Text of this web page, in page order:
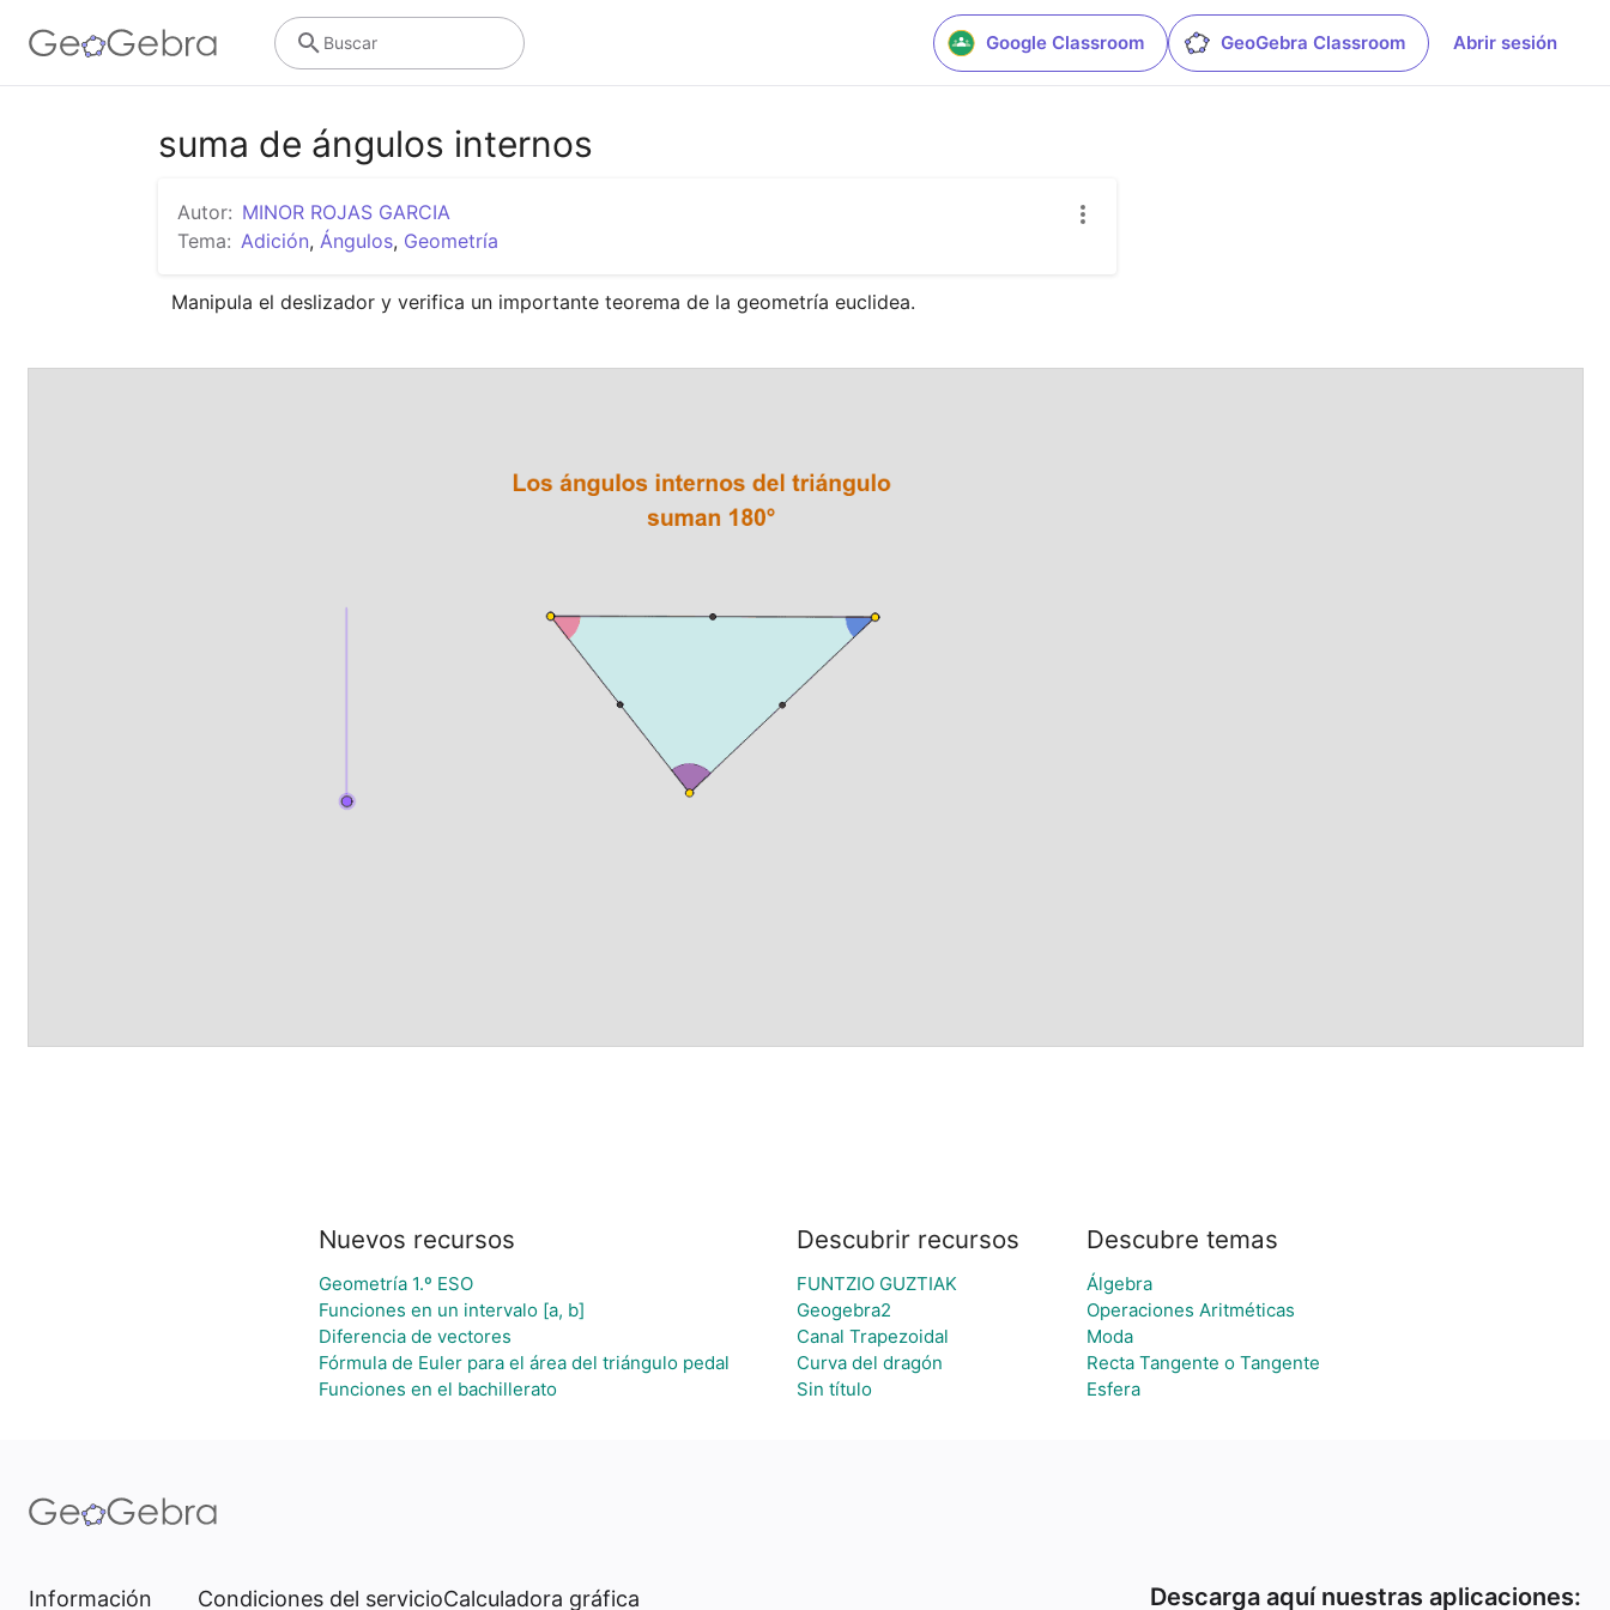
Google Classroom GeoGebra Classroom Abrir sesión
Buscar
suma de ángulos internos
Autor: MINOR ROJAS GARCIA
Tema: Adición, Ángulos, Geometría
Manipula el deslizador y verifica un importante teorema de la geometría euclidea.
Nuevos recursos
Geometría 1.º ESO
Funciones en un intervalo [a, b]
Diferencia de vectores
Fórmula de Euler para el área del triángulo pedal
Funciones en el bachillerato
Descubrir recursos
FUNTZIO GUZTIAK
Geogebra2
Canal Trapezoidal
Curva del dragón
Sin título
Descubre temas
Álgebra
Operaciones Aritméticas
Moda
Recta Tangente o Tangente
Esfera
Información Condiciones del servicioCalculadora gráfica Descarga aquí nuestras aplicaciones: